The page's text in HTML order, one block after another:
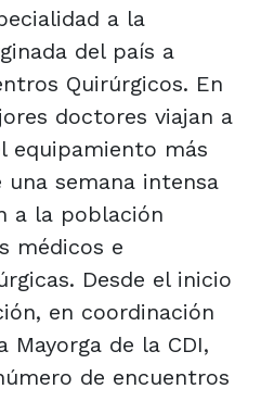
a la
del país a
Quirúrgicos. En
doctores viajan a
equipamiento más
semana intensa
a la población
médicos e
Desde el inicio
en coordinación
Mayorga de la CDI,
de encuentros